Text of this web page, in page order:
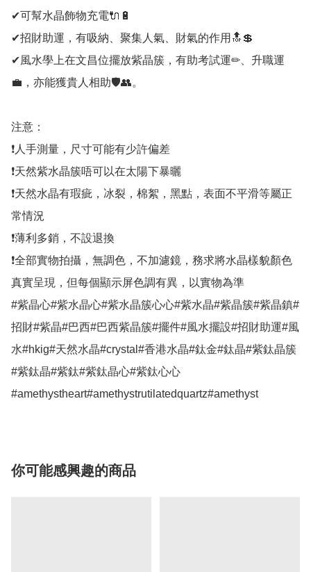
✔可幫水晶飾物充電🔌🔋
✔招財助運，有吸納、聚集人氣、財氣的作用🔝💲
✔風水學上在文昌位擺放紫晶簇，有助考試運✏、升職運
💼，亦能獲貴人相助🛡👥。
注意：
❗人手測量，尺寸可能有少許偏差
❗天然紫水晶簇唔可以在太陽下暴曬
❗天然水晶有瑕疵，冰裂，棉絮，黑點，表面不平滑等屬正
常情況
❗薄利多銷，不設退換
❗全部實物拍攝，無調色，不加濾鏡，務求將水晶樣貌顏色
真實呈現，但每個顯示屏色調有異，以實物為準
#紫晶心#紫水晶心#紫水晶簇心心#紫水晶#紫晶簇#紫晶鎮#
招財#紫晶#巴西#巴西紫晶簇#擺件#風水擺設#招財助運#風
水#hkig#天然水晶#crystal#香港水晶#鈦金#鈦晶#紫鈦晶簇
#紫鈦晶#紫鈦#紫鈦晶心#紫鈦心心
#amethystheart#amethystrutilatedquartz#amethyst
你可能感興趣的商品